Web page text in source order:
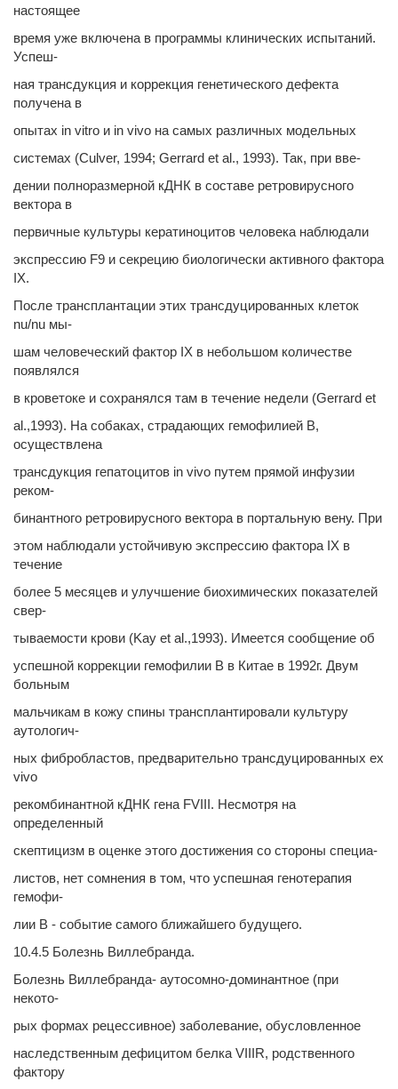
настоящее
время уже включена в программы клинических испытаний.
Успеш-
ная трансдукция и коррекция генетического дефекта
получена в
опытах in vitro и in vivo на самых различных модельных
системах (Culver, 1994; Gerrard et al., 1993). Так, при вве-
дении полноразмерной кДНК в составе ретровирусного
вектора в
первичные культуры кератиноцитов человека наблюдали
экспрессию F9 и секрецию биологически активного фактора
IX.
После трансплантации этих трансдуцированных клеток
nu/nu мы-
шам человеческий фактор IX в небольшом количестве
появлялся
в кроветоке и сохранялся там в течение недели (Gerrard et
al.,1993). На собаках, страдающих гемофилией B,
осуществлена
трансдукция гепатоцитов in vivo путем прямой инфузии
реком-
бинантного ретровирусного вектора в портальную вену. При
этом наблюдали устойчивую экспрессию фактора IX в
течение
более 5 месяцев и улучшение биохимических показателей
свер-
тываемости крови (Kay et al.,1993). Имеется сообщение об
успешной коррекции гемофилии В в Китае в 1992г. Двум
больным
мальчикам в кожу спины трансплантировали культуру
аутологич-
ных фибробластов, предварительно трансдуцированных ex
vivo
рекомбинантной кДНК гена FVIII. Несмотря на
определенный
скептицизм в оценке этого достижения со стороны специа-
листов, нет сомнения в том, что успешная генотерапия
гемофи-
лии В - событие самого ближайшего будущего.
10.4.5 Болезнь Виллебранда.
Болезнь Виллебранда- аутосомно-доминантное (при
некото-
рых формах рецессивное) заболевание, обусловленное
наследственным дефицитом белка VIIIR, родственного
фактору